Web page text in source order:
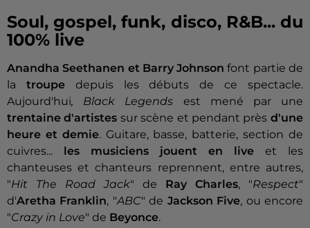
Soul, gospel, funk, disco, R&B... du
100% live
Anandha Seethanen et Barry Johnsonfont partie de
la troupe depuis les débuts de ce spectacle.
Aujourd'hui, Black Legends est mené par une
trentaine d'artistes sur scène et pendant près d'une
heure et demie. Guitare, basse, batterie, section de
cuivres...
les musiciens jouent en live et les
chanteuses et chanteurs reprennent, entre autres,
"Hit The Road Jack" de Ray Charles, "Respect"
d'Aretha Franklin, "ABC" de Jackson Five, ou encore
"Crazy in Love" de Beyonce.